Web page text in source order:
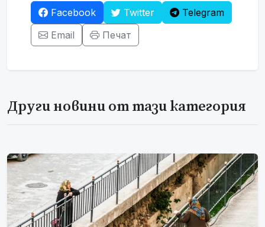
Facebook Twitter
Telegram
Email
Печат
Други новини от тази категория